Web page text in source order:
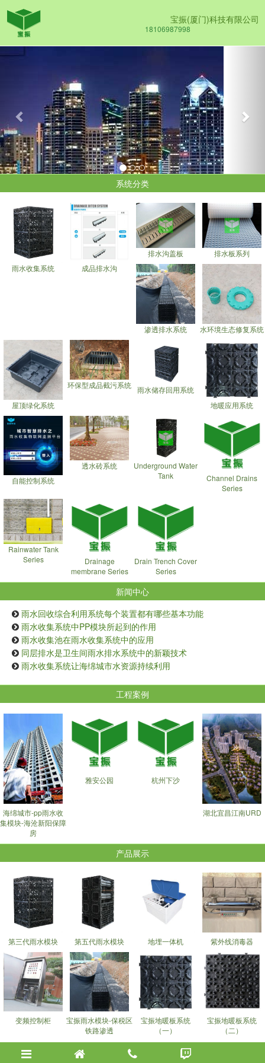
宝振(厦门)科技有限公司
18106987998
Previous
系统分类
雨水收集系统 成品排水沟
排水沟盖板 排水板系列
渗透排水系统 水环境生态修复系统
屋顶绿化系统
环保型成品截污系统 雨水储存回用系统
地暖应用系统
自能控制系统
透水砖系统
Underground Water
Tank
Channel Drains
Series
Rainwater Tank
Series
Drainage
membrane Series
Drain Trench Cover
Series
新闻中心
雨水回收综合利用系统每个装置都有哪些基本功能
雨水收集系统中PP模块所起到的作用
雨水收集池在雨水收集系统中的应用
同层排水是卫生间雨水排水系统中的新颖技术
雨水收集系统让海绵城市水资源持续利用
工程案例
海绵城市-pp雨水收
集模块-海沧新阳保障
房
雅安公园 杭州下沙
湖北宜昌江南URD
产品展示
第三代雨水模块 第五代雨水模块 地埋一体机 紫外线消毒器
变频控制柜
宝振雨水模块-保税区
铁路渗透
宝振地暖板系统
（一）
宝振地暖板系统
（二）